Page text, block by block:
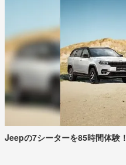
Jeepの7シーターを85時間体験！